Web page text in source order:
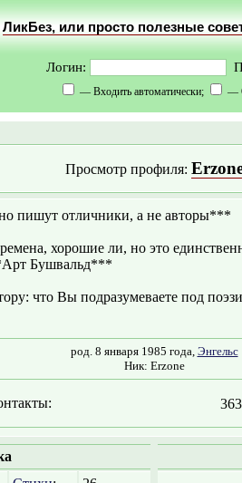
ЛикБез, или просто полезные
Логин:
— Входить автоматически; —
Просмотр профиля:
пишут отличники, а не авторы***
хорошие ли, но это
Бушвальд***
что Вы подразумеваете под
род. 8 января 1985 года, Энгельс
Ник: Erzone